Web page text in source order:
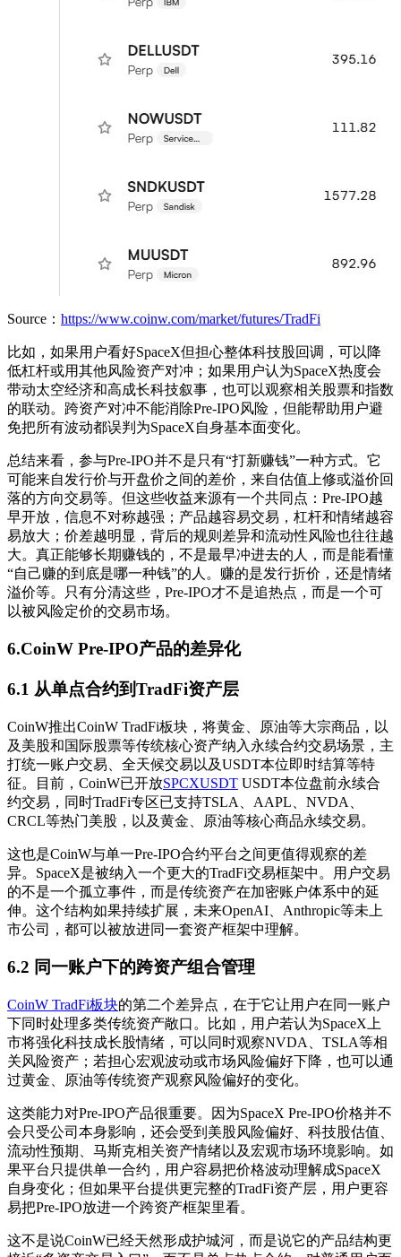
Source： https://www.coinw.com/market/futures/TradFi
比如，如果用户看好SpaceX但担心整体科技股回调，可以降
低杠杆或用其他风险资产对冲；如果用户认为SpaceX热度会
带动太空经济和高成长科技叙事，也可以观察相关股票和指数
的联动。跨资产对冲不能消除Pre-IPO风险，但能帮助用户避
免把所有波动都误判为SpaceX自身基本面变化。
总结来看，参与Pre-IPO并不是只有“打新赚钱”一种方式。它
可能来自发行价与开盘价之间的差价，来自估值上修或溢价回
落的方向交易等。但这些收益来源有一个共同点：Pre-IPO越
早开放，信息不对称越强；产品越容易交易，杠杆和情绪越容
易放大；价差越明显，背后的规则差异和流动性风险也往往越
大。真正能够长期赚钱的，不是最早冲进去的人，而是能看懂
“自己赚的到底是哪一种钱”的人。赚的是发行折价，还是情绪
溢价等。只有分清这些，Pre-IPO才不是追热点，而是一个可
以被风险定价的交易市场。
6.CoinW Pre-IPO产品的差异化
6.1 从单点合约到TradFi资产层
CoinW推出CoinW TradFi板块，将黄金、原油等大宗商品，以
及美股和国际股票等传统核心资产纳入永续合约交易场景，主
打统一账户交易、全天候交易以及USDT本位即时结算等特
征。目前，CoinW已开放SPCXUSDT USDT本位盘前永续合
约交易，同时TradFi专区已支持TSLA、AAPL、NVDA、
CRCL等热门美股，以及黄金、原油等核心商品永续交易。
这也是CoinW与单一Pre-IPO合约平台之间更值得观察的差
异。SpaceX是被纳入一个更大的TradFi交易框架中。用户交易
的不是一个孤立事件，而是传统资产在加密账户体系中的延
伸。这个结构如果持续扩展，未来OpenAI、Anthropic等未上
市公司，都可以被放进同一套资产框架中理解。
6.2 同一账户下的跨资产组合管理
CoinW TradFi板块的第二个差异点，在于它让用户在同一账户
下同时处理多类传统资产敞口。比如，用户若认为SpaceX上
市将强化科技成长股情绪，可以同时观察NVDA、TSLA等相
关风险资产；若担心宏观波动或市场风险偏好下降，也可以通
过黄金、原油等传统资产观察风险偏好的变化。
这类能力对Pre-IPO产品很重要。因为SpaceX Pre-IPO价格并不
会只受公司本身影响，还会受到美股风险偏好、科技股估值、
流动性预期、马斯克相关资产情绪以及宏观市场环境影响。如
果平台只提供单一合约，用户容易把价格波动理解成SpaceX
自身变化；但如果平台提供更完整的TradFi资产层，用户更容
易把Pre-IPO放进一个跨资产框架里看。
这不是说CoinW已经天然形成护城河，而是说它的产品结构更